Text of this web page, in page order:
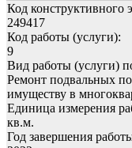
Код конструктивного
249417
Код работы (услуги):
9
Вид работы (услуги)
Ремонт подвальных
имуществу в
Единица измерения
кв.м.
Год завершения